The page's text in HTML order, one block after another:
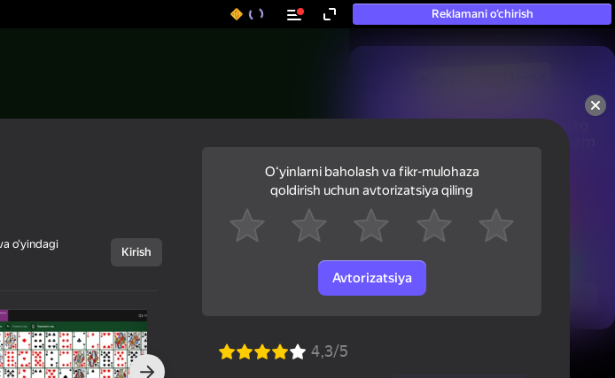
Reklamani o‘chirish
50+ eng yaxshi o‘yinlar, hatto
«o‘ynamaydigan» odamlar ham
o‘yindagi
Kirish
Oʻyinlarni baholash va fikr-mulohaza
qoldirish uchun avtorizatsiya qiling
Avtorizatsiya